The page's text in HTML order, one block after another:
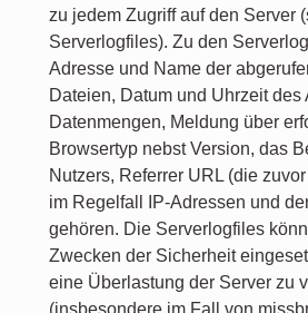
zu jedem Zugriff auf den Server
Serverlogfiles). Zu den
Adresse und Name der
Dateien, Datum und Uhrzeit des
Datenmengen, Meldung über
Browsertyp nebst Version, das
Nutzers, Referrer URL (die
im Regelfall IP-Adressen und
gehören. Die Serverlogfiles
Zwecken der Sicherheit
eine Überlastung der Server zu
(insbesondere im Fall von